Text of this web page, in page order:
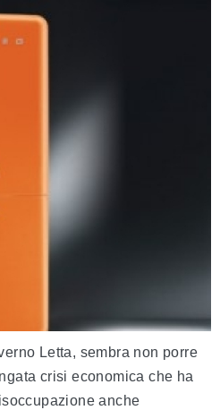
Letta, sembra non porre
crisi economica che ha
anche